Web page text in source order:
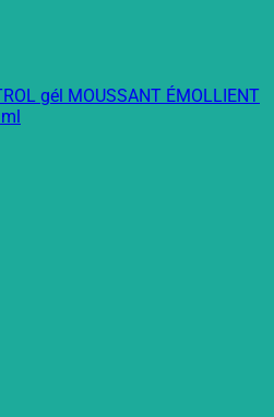
gél MOUSSANT ÉMOLLIENT